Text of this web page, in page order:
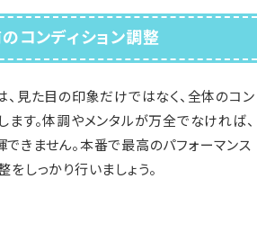
コンディション調整
、見た目の印象だけではなく、全体のコン
ます。体調やメンタルが万全でなければ、
きません。本番で最高のパフォーマンス
しっかり行いましょう。